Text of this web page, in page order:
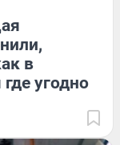
в
угодно